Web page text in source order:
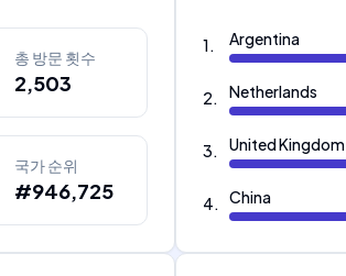
총 방문 횟수
2,503
국가 순위
#946,725
1. Argentina
2. Netherlands
3. United Kingdom
4. China